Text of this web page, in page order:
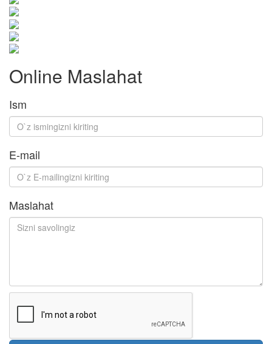
Online Maslahat
Ism
E-mail
Maslahat